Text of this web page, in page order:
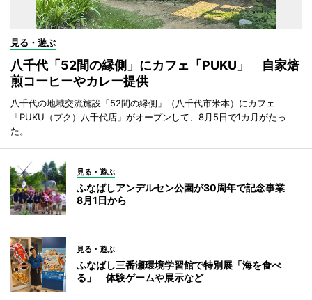
見る・遊ぶ
八千代「52間の縁側」にカフェ「PUKU」 自家焙
煎コーヒーやカレー提供
八千代の地域交流施設「52間の縁側」（八千代市米本）にカフェ
「PUKU（プク）八千代店」がオープンして、8月5日で1カ月がたっ
た。
見る・遊ぶ
ふなばしアンデルセン公園が30周年で記念事業
8月1日から
見る・遊ぶ
ふなばし三番瀬環境学習館で特別展「海を食べ
る」 体験ゲームや展示など